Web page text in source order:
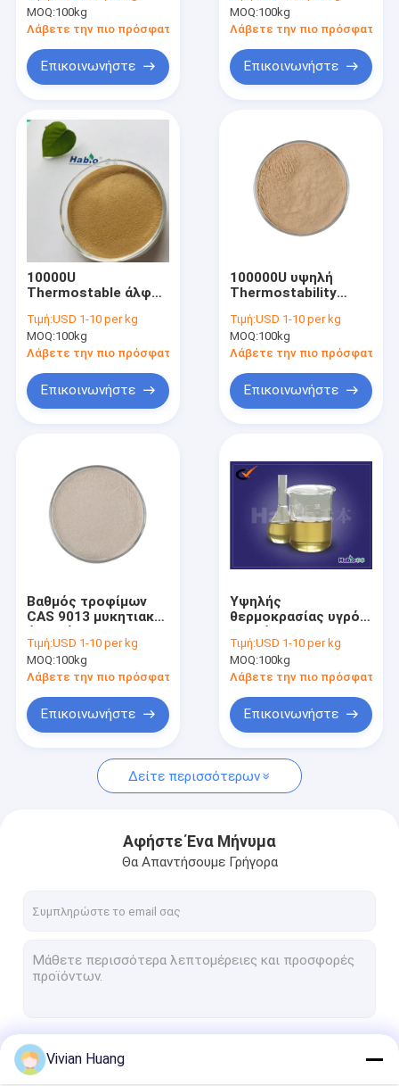
Ειδήσεις
Lipase ένζυμο
Ένζυμο πρωτεάσεων
NSP ένζυμο
Άλφα αμυλάση
Ένζυμο οξειδάσεων γλυκόζης
Ένζυμο Xylanase
Βήτα ένζυμο Mannanase
Ένζυμο Keratinase
Ένζυμο πηκτινασών
Βήτα ένζυμο Glucanase
Ένζυμα ζωοτροφών
πεπτικότητα
MOQ:100kg
Λάβετε την πιο πρόσφατη τιμή
Επικοινωνήστε
Monosodium
MOQ:100kg
Λάβετε την πιο πρόσφατη
Επικοινωνήστε
10000U
Thermostable άλφα
βαθμού τροφών με
ISO9001
Τιμή:USD 1-10 per kg
MOQ:100kg
Λάβετε την πιο πρόσφατη τιμή
Επικοινωνήστε
100000U υψηλή
Thermostability
βιομηχανίας αμύλου
σκονών
Τιμή:USD 1-10 per kg
MOQ:100kg
Λάβετε την πιο πρόσφατη
Επικοινωνήστε
Βαθμός τροφίμων
CAS 9013 μυκητιακό
100,000U αμυλάσης
01 8 για το ψήσιμο
Τιμή:USD 1-10 per kg
MOQ:100kg
Λάβετε την πιο πρόσφατη τιμή
Επικοινωνήστε
Υψηλής
θερμοκρασίας υγρό
90-2 40000U για τη
βιομηχανία ζάχαρης
αμύλου
Τιμή:USD 1-10 per kg
MOQ:100kg
Λάβετε την πιο πρόσφατη
Επικοινωνήστε
Δείτε περισσότερων
Αφήστε Ένα Μήνυμα
Θα Απαντήσουμε Γρήγορα
Vivian Huang